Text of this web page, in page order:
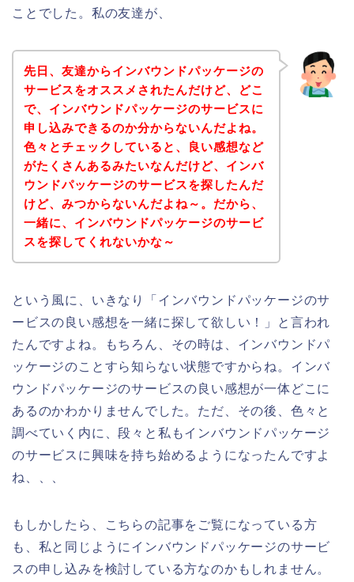
ことでした。私の友達が、
先日、友達からインバウンドパッケージの
サービスをオススメされたんだけど、どこ
で、インバウンドパッケージのサービスに
申し込みできるのか分からないんだよね。
色々とチェックしていると、良い感想など
がたくさんあるみたいなんだけど、インバ
ウンドパッケージのサービスを探したんだ
けど、みつからないんだよね～。だから、
一緒に、インバウンドパッケージのサービ
スを探してくれないかな～
という風に、いきなり「インバウンドパッケージのサ
ービスの良い感想を一緒に探して欲しい！」と言われ
たんですよね。もちろん、その時は、インバウンドパ
ッケージのことすら知らない状態ですからね。インバ
ウンドパッケージのサービスの良い感想が一体どこに
あるのかわかりませんでした。ただ、その後、色々と
調べていく内に、段々と私もインバウンドパッケージ
のサービスに興味を持ち始めるようになったんですよ
ね、、、
もしかしたら、こちらの記事をご覧になっている方
も、私と同じようにインバウンドパッケージのサービ
スの申し込みを検討している方なのかもしれません。